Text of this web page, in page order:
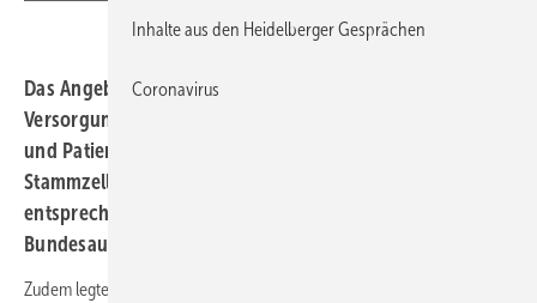
Das Angebot einer ambulanten spezialfachärztlichen
Versorgung (ASV) wird es künftig auch für Patientinnen
und Patienten geben, die mit einer allogenen
Stammzelltransplantation behandelt wurden. Einen
entsprechenden Beschluss hat der Gemeinsame
Bundesausschuss (G-BA) getroffen.
Zudem legte er die Anforderungen an eine ASV bei Tumoren des
Inhalte aus den Heidelberger Gesprächen
Coronavirus